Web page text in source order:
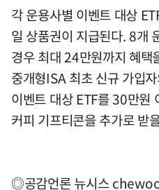
각 운용사별 이벤트 대상
일 상품권이 지급된다. 8개
경우 최대 24만원까지 혜택
중개형ISA 최초 신규 가입
이벤트 대상 ETF를 30만원
커피 기프티콘을 추가로 받
◎공감언론 뉴시스